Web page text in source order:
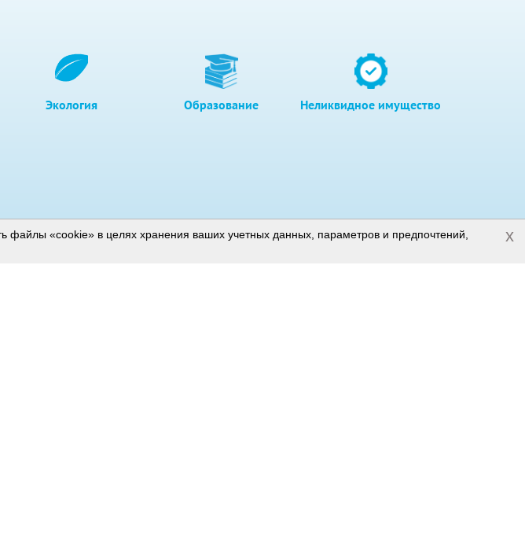
Экология Образование Неликвидное имущество
файлы «cookie» в целях хранения ваших учетных данных, параметров и предпочтений,
x